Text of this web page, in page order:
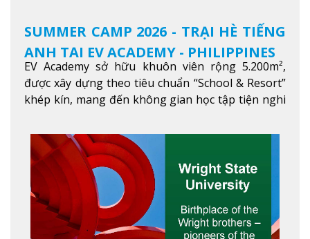
SUMMER CAMP 2026 - TRẠI HÈ TIẾNG
ANH TẠI EV ACADEMY - PHILIPPINES
EV Academy sở hữu khuôn viên rộng 5.200m²,
được xây dựng theo tiêu chuẩn “School & Resort”
khép kín, mang đến không gian học tập tiện nghi
ích hiện đạXem thêm